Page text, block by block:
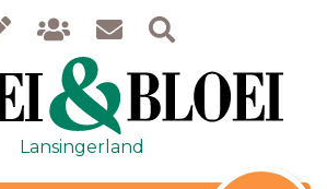
Lansingerland